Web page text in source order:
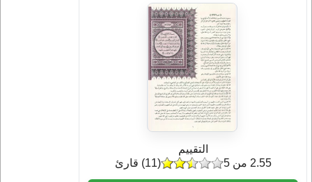
التقييم
(
11) قارئ 2.55 من 5